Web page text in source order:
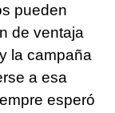
pueden
de ventaja
la campaña
a esa
esperó